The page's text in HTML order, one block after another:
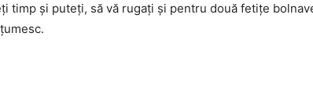
timp şi puteţi, să vă rugaţi şi pentru două fetiţe